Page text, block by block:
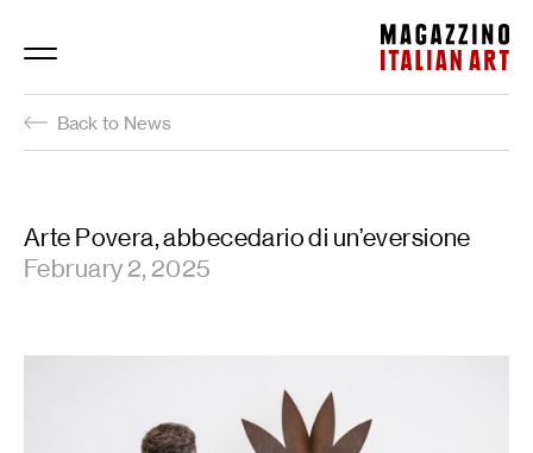
Magazzino Italian Art
Back to News
Arte Povera, abbecedario di un’eversione
February 2, 2025